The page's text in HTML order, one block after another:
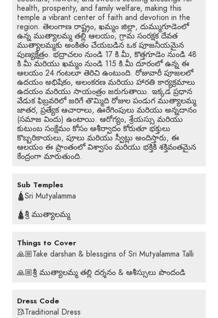
health, prosperity, and family welfare, making this
temple a vibrant center of faith and devotion in the
region. తెలంగాణ రాష్ట్రం, ఖమ్మం జిల్లా, దుమ్ముగూడెంలో
ఉన్న ముత్యాలమ్మ తల్లి ఆలయం, గ్రామ సంరక్షక దేవత
ముత్యాలమ్మకు అంకితం చేయబడిన ఒక పూజనీయమైన
పుణ్యక్షేత్రం. భద్రాచలం నుండి 17 కి.మీ, కొత్తగూడెం నుండి 48
కి.మీ మరియు ఖమ్మం నుండి 115 కి.మీ దూరంలో ఉన్న ఈ
ఆలయం 24 గంటలూ తెరిచి ఉంటుంది. రోజువారీ పూజలలో
ఉదయం అభిషేకం, అలంకరణ మరియు హారతి కార్యక్రమాలు
ఉదయం మరియు సాయంత్రం జరుగుతాయి. ఇక్కడ ప్రధాన
వేడుక ఫిబ్రవరిలో జరిగే తొమ్మిది రోజుల పండుగ ముత్యాలమ్మ
జాతర, ప్రత్యేక ఆచారాలు, ఊరేగింపులు మరియు అన్నదానం
(సమాజ విందు) ఉంటాయి. ఆరోగ్యం, శ్రేయస్సు మరియు
కుటుంబ సంక్షేమం కోసం ఆశీర్వాదం కోరుతూ భక్తులు
కొబ్బరికాయలు, పూలు మరియు స్వీట్లు అందిస్తారు, ఈ
ఆలయం ఈ ప్రాంతంలో విశ్వాసం మరియు భక్తికి శక్తివంతమైన
కేంద్రంగా మారుతుంది.
Sub Temples
🛕Sri Mutyalamma
🛕శ్రీ ముత్యాలమ్మ
Things to Cover
🙏🏼Take darshan & blessgins of Sri Mutyalamma Talli
🙏🏼శ్రీ ముత్యాలమ్మ తల్లి దర్శనం & ఆశీస్సులు పొందండి
Dress Code
🥻Traditional Dress